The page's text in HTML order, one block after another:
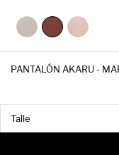
practicidad y versatilidad
PANTALÓN AKARU -